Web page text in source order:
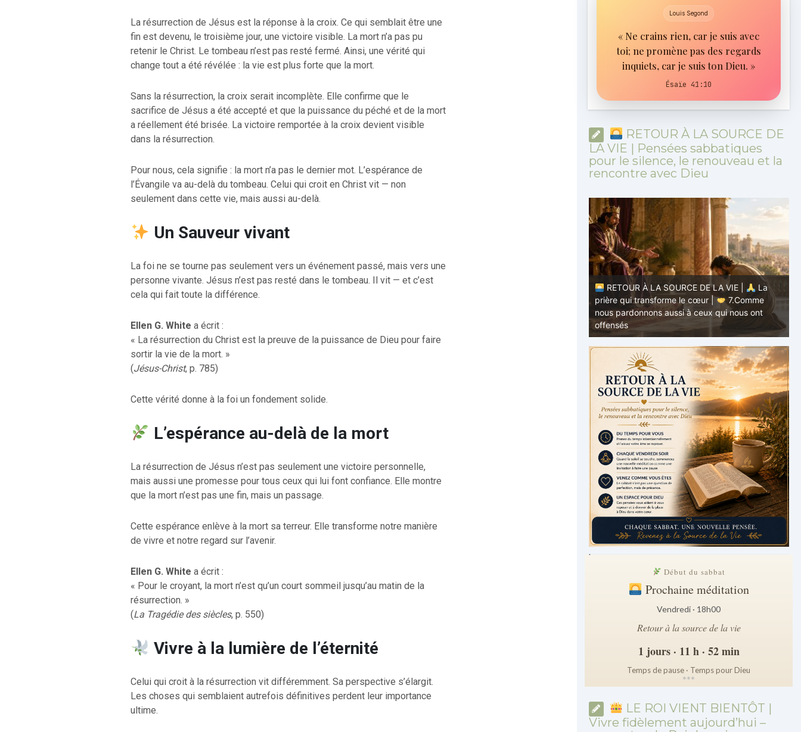
La résurrection de Jésus est la réponse à la croix. Ce qui semblait être une
fin est devenu, le troisième jour, une victoire visible. La mort n’a pas pu
retenir le Christ. Le tombeau n’est pas resté fermé. Ainsi, une vérité qui
change tout a été révélée : la vie est plus forte que la mort.
Sans la résurrection, la croix serait incomplète. Elle confirme que le
sacrifice de Jésus a été accepté et que la puissance du péché et de la mort
a réellement été brisée. La victoire remportée à la croix devient visible
dans la résurrection.
Pour nous, cela signifie : la mort n’a pas le dernier mot. L’espérance de
l’Évangile va au-delà du tombeau. Celui qui croit en Christ vit — non
seulement dans cette vie, mais aussi au-delà.
Un Sauveur vivant
La foi ne se tourne pas seulement vers un événement passé, mais vers une
personne vivante. Jésus n’est pas resté dans le tombeau. Il vit — et c’est
cela qui fait toute la différence.
Ellen G. White a écrit :
« La résurrection du Christ est la preuve de la puissance de Dieu pour faire
sortir la vie de la mort. »
(Jésus-Christ, p. 785)
Cette vérité donne à la foi un fondement solide.
L’espérance au-delà de la mort
La résurrection de Jésus n’est pas seulement une victoire personnelle,
mais aussi une promesse pour tous ceux qui lui font confiance. Elle montre
que la mort n’est pas une fin, mais un passage.
Cette espérance enlève à la mort sa terreur. Elle transforme notre manière
de vivre et notre regard sur l’avenir.
Ellen G. White a écrit :
« Pour le croyant, la mort n’est qu’un court sommeil jusqu’au matin de la
résurrection. »
(La Tragédie des siècles, p. 550)
Vivre à la lumière de l’éternité
Celui qui croit à la résurrection vit différemment. Sa perspective s’élargit.
Les choses qui semblaient autrefois définitives perdent leur importance
ultime.
Louis Segond
« Ne crains rien, car je suis avec
toi; ne promène pas des regards
inquiets, car je suis ton Dieu. »
Ésaïe 41:10
RETOUR À LA SOURCE DE
LA VIE | Pensées sabbatiques
pour le silence, le renouveau et la
rencontre avec Dieu
RETOUR À LA SOURCE DE LA VIE |
nous du mal
RETOUR À LA SOURCE DE LA VIE |
La
prière qui transforme le cœur |
7.Comme
nous pardonnons aussi à ceux qui nous ont
offensés
.
Début du sabbat
Prochaine méditation
Vendredi · 18h00
Retour à la source de la vie
1 jours · 11 h · 52 min
Temps de pause · Temps pour Dieu
***
LE ROI VIENT BIENTÔT |
Vivre fidèlement aujourd’hui –